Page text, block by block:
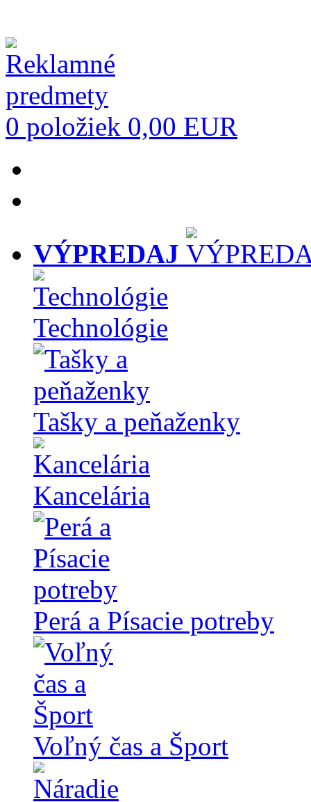
0 položiek 0,00 EUR
VÝPREDAJ
Technológie
Tašky a peňaženky
Kancelária
Perá a Písacie potreby
Voľný čas a Šport